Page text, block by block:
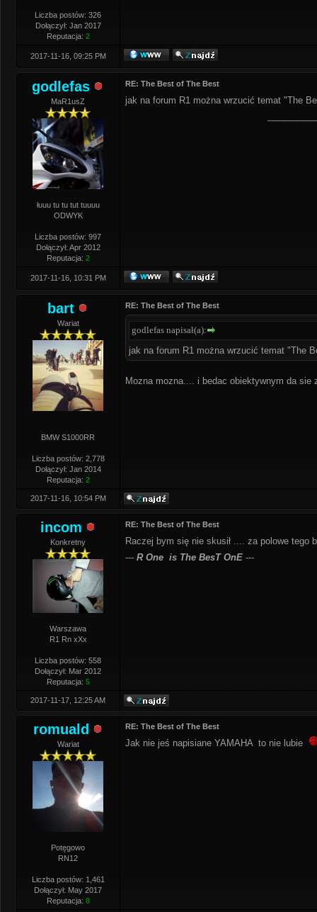
Liczba postów: 326
Dołączył: Jan 2017
Reputacja: 2
2017-11-16, 09:25 PM
godlefas
MaR1usZ
łuuu tu tu tut tuuuu
ODWYK
Liczba postów: 997
Dołączył: Apr 2012
Reputacja: 2
RE: The Best of The Best
jak na forum R1 można wrzucić temat "The
2017-11-16, 10:31 PM
bart
Wariat
BMW S1000RR
Liczba postów: 2,778
Dołączył: Jan 2014
Reputacja: 2
RE: The Best of The Best
godlefas napisał(a):
jak na forum R1 można wrzucić temat "The
Mozna mozna.... i bedac obiektywnym da sie
2017-11-16, 10:54 PM
incom
Konkretny
Warszawa
R1 Rn xXx
Liczba postów: 558
Dołączył: Mar 2012
Reputacja: 5
RE: The Best of The Best
Raczej bym się nie skusił .... za polowe tego
--- R One is The BesT OnE ---
2017-11-17, 12:25 AM
romuald
Wariat
Potęgowo
RN12
Liczba postów: 1,461
Dołączył: May 2017
Reputacja: 8
RE: The Best of The Best
Jak nie jeś napisiane YAMAHA to nie lubie